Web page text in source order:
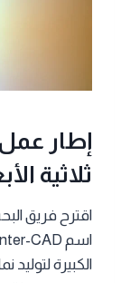
إطار عمل
ثلاثية